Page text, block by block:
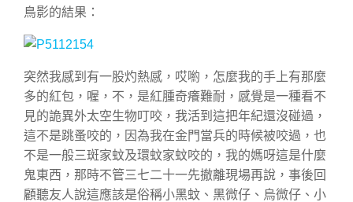
鳥影的結果：
突然我感到有一股灼熱感，哎喲，怎麼我的手上有那麼
多的紅包，喔，不，是紅腫奇癢難耐，感覺是一種看不
見的詭異外太空生物叮咬，我活到這把年紀還沒碰過，
這不是跳蚤咬的，因為我在金門當兵的時候被咬過，也
不是一般三斑家蚊及環蚊家蚊咬的，我的媽呀這是什麼
鬼東西，那時不管三七二十一先撤離現場再說，事後回
顧聽友人說這應該是俗稱小黑蚊、黑微仔、烏微仔、小